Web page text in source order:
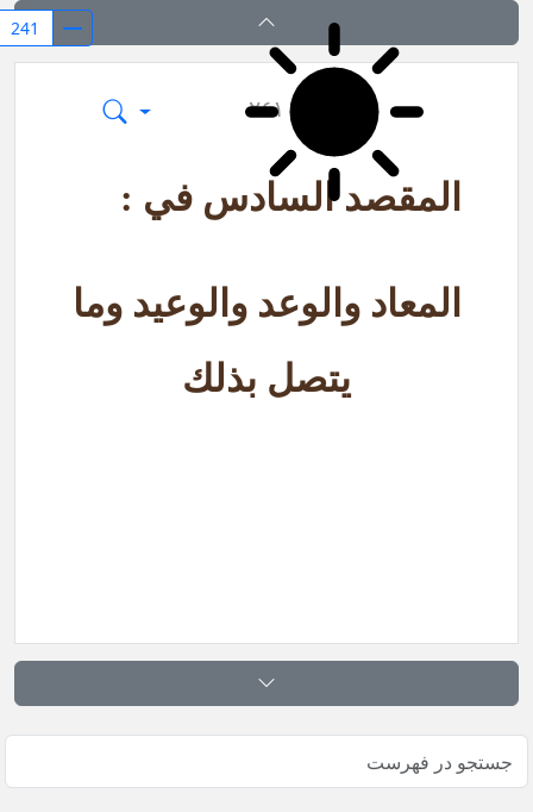
کشف المراد في شرح تجرید الإعتقاد (قسم
٢٤١
المقصد السادس في :
المعاد والوعد والوعيد وما
يتصل بذلك